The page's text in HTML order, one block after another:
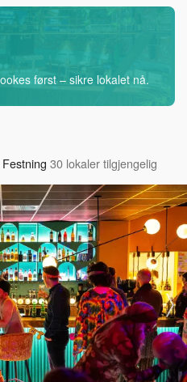
først – sikre lokalet nå.
30 lokaler tilgjengelig